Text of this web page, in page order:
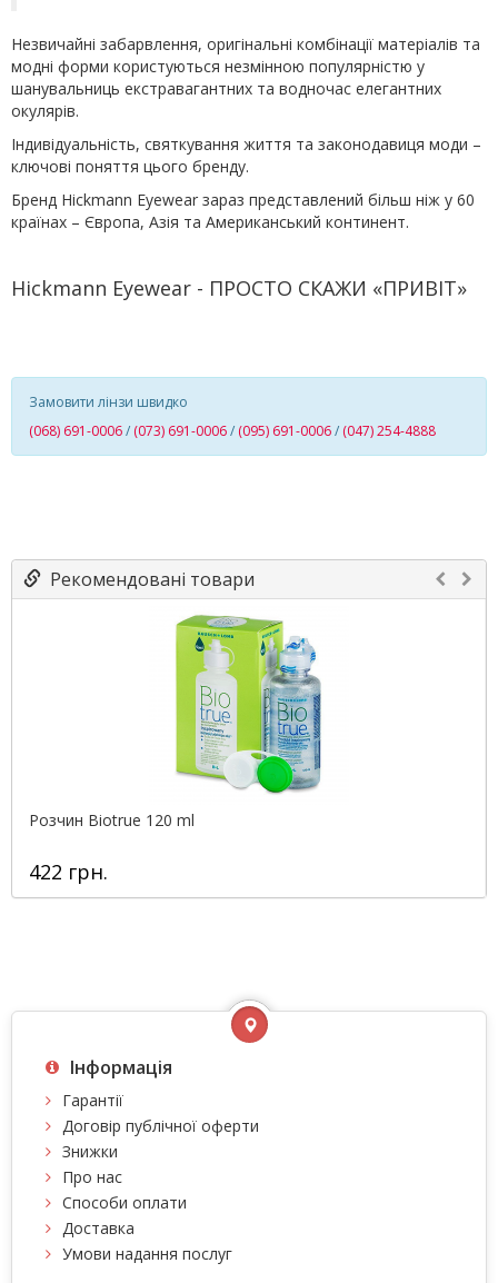
Незвичайні забарвлення, оригінальні комбінації матеріалів та
модні форми користуються незмінною популярністю у
шанувальниць екстравагантних та водночас елегантних
окулярів.
Індивідуальність, святкування життя та законодавиця моди –
ключові поняття цього бренду.
Бренд Hickmann Eyewear зараз представлений більш ніж у 60
країнах – Європа, Азія та Американський континент.
Hickmann Eyewear - ПРОСТО СКАЖИ «ПРИВІТ»
Замовити лінзи швидко
(068) 691-0006/ (073) 691-0006/ (095) 691-0006/ (047) 254-4888
Рекомендовані товари
Розчин Biotrue 120 ml
422 грн.
Інформація
Гарантії
Договір публічної оферти
Знижки
Про нас
Способи оплати
Доставка
Умови надання послуг